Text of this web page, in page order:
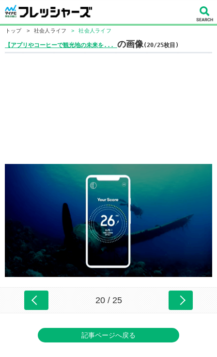
トップ > 社会人ライフ > 社会人ライフ
【アプリやコーヒーで観光地の未来を... の画像(20/25枚目)
20 / 25
記事ページへ戻る